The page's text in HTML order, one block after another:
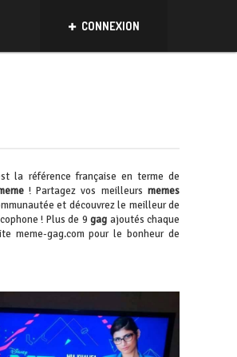
CONNEXION
la référence française en terme de
! Partagez vos meilleursmemes
et découvrez le meilleur de
! Plus de 9 gag ajoutés chaque
meme-gag.com pour le bonheur de